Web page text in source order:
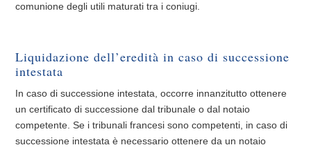
comunione degli utili maturati tra i coniugi.
Liquidazione dell’eredità in caso di successione
intestata
In caso di successione intestata, occorre innanzitutto ottenere
un certificato di successione dal tribunale o dal notaio
competente. Se i tribunali francesi sono competenti, in caso di
successione intestata è necessario ottenere da un notaio